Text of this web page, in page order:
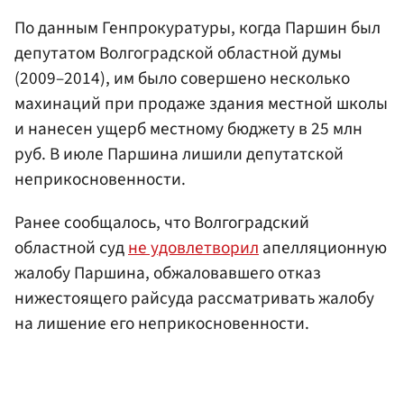
По данным Генпрокуратуры, когда Паршин был
депутатом Волгоградской областной думы
(2009–2014), им было совершено несколько
махинаций при продаже здания местной школы
и нанесен ущерб местному бюджету в 25 млн
руб. В июле Паршина лишили депутатской
неприкосновенности.
Ранее сообщалось, что Волгоградский
областной судне удовлетворил апелляционную
жалобу Паршина, обжаловавшего отказ
нижестоящего райсуда рассматривать жалобу
на лишение его неприкосновенности.